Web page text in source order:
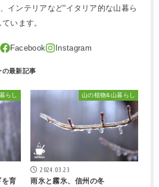
インテリアなど“イタリア的な山暮ら
います。
らし
育
山の植物&山暮らし
2024.03.23
雨氷と霧氷、信州の冬